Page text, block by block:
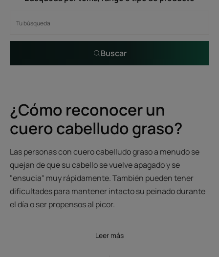
Buscar
¿Cómo reconocer un
cuero cabelludo graso?
Las personas con cuero cabelludo graso a menudo se
quejan de que su cabello se vuelve apagado y se
"ensucia" muy rápidamente. También pueden tener
dificultades para mantener intacto su peinado durante
el día o ser propensos al picor.
Leer más